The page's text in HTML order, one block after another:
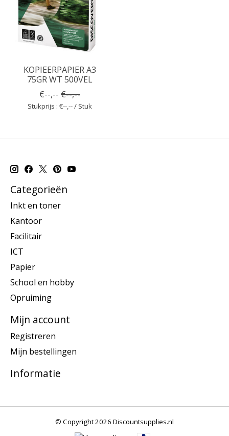
KOPIEERPAPIER A3
75GR WT 500VEL
€--,-- €--,--
Stukprijs : €--,-- / Stuk
Categorieën
Inkt en toner
Kantoor
Facilitair
ICT
Papier
School en hobby
Opruiming
Mijn account
Registreren
Mijn bestellingen
Informatie
© Copyright 2026 Discountsupplies.nl